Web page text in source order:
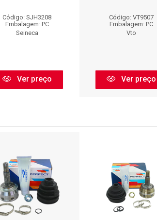
Código: SJH3208
Embalagem: PC
Seineca
Ver preço
Código: VT9507
Embalagem: PC
Vto
Ver preço